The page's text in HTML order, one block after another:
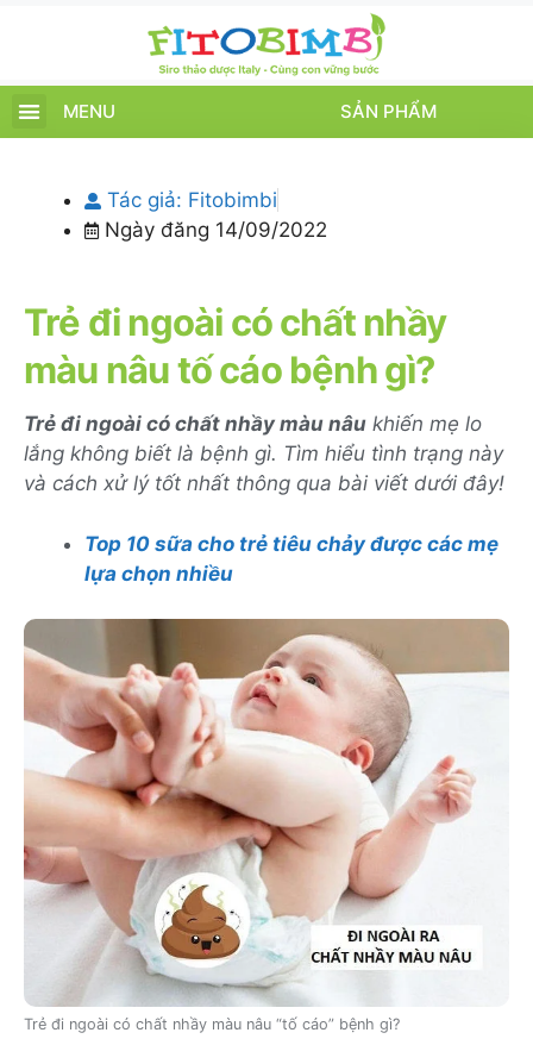
MENU SẢN PHẨM
Tác giả: Fitobimbi
Ngày đăng 14/09/2022
Trẻ đi ngoài có chất nhầy
màu nâu tố cáo bệnh gì?
Trẻ đi ngoài có chất nhầy màu nâu khiến mẹ lo
lắng không biết là bệnh gì. Tìm hiểu tình trạng này
và cách xử lý tốt nhất thông qua bài viết dưới đây!
Top 10 sữa cho trẻ tiêu chảy được các mẹ
lựa chọn nhiều
Trẻ đi ngoài có chất nhầy màu nâu “tố cáo” bệnh gì?